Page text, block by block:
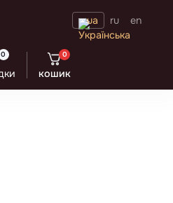
ua ru en
0
кошик
0